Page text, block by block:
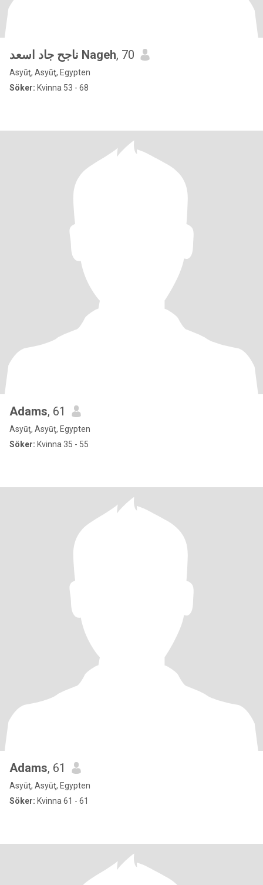
ناجح جاد اسعد Nageh, 70
Asyūţ, Asyūţ, Egypten
Söker: Kvinna 53 - 68
Adams, 61
Asyūţ, Asyūţ, Egypten
Söker: Kvinna 35 - 55
Adams, 61
Asyūţ, Asyūţ, Egypten
Söker: Kvinna 61 - 61